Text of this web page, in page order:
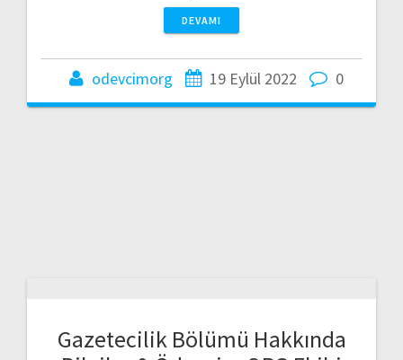
DEVAMI
odevcimorg 19 Eylül 2022 0
Gazetecilik Bölümü Hakkında